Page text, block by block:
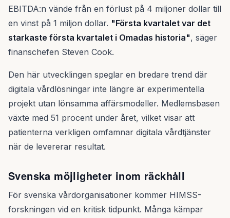
EBITDA:n vände från en förlust på 4 miljoner dollar till
en vinst på 1 miljon dollar. "Första kvartalet var det
starkaste första kvartalet i Omadas historia", säger
finanschefen Steven Cook.
Den här utvecklingen speglar en bredare trend där
digitala vårdlösningar inte längre är experimentella
projekt utan lönsamma affärsmodeller. Medlemsbasen
växte med 51 procent under året, vilket visar att
patienterna verkligen omfamnar digitala vårdtjänster
när de levererar resultat.
Svenska möjligheter inom räckhåll
För svenska vårdorganisationer kommer HIMSS-
forskningen vid en kritisk tidpunkt. Många kämpar